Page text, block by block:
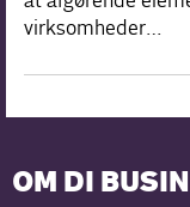
virksomheder…
OM DI